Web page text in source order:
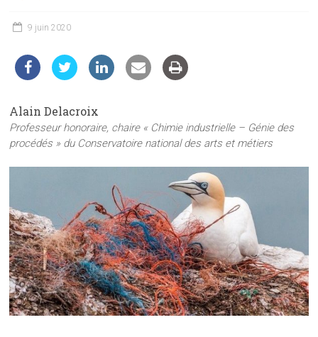
public
9 juin 2020
Alain Delacroix
Professeur honoraire, chaire « Chimie industrielle – Génie des
procédés » du Conservatoire national des arts et métiers